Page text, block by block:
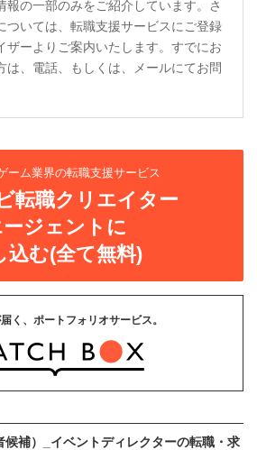
報の一部のみをご紹介しています。さ
ついては、転職支援サービスにご登録
ザーよりご案内いたします。すでにお
は、電話、もしくは、メールにてお問
ーム業界の転職支援サービス
転職クリエイター
ジェントに
込む(全て無料)
く、ポートフォリオサービス。
候補）_イベントディレクターの転職・求